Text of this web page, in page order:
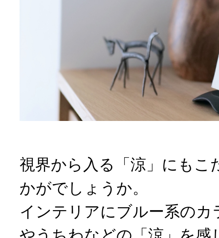
視界から入る「涼」にもこ
かがでしょうか。
インテリアにブルー系のカ